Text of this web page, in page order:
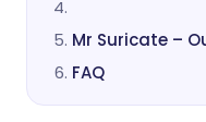
Mr Suricate –
FAQ